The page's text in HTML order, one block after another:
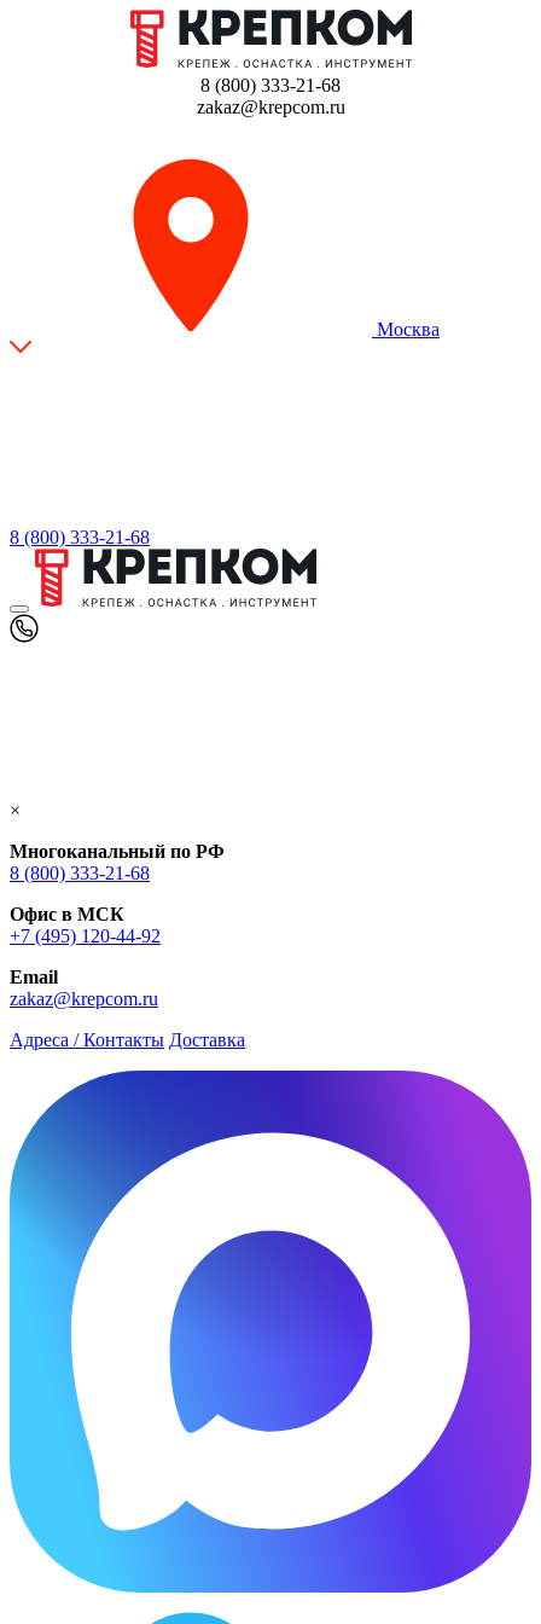
8 (800) 333-21-68
zakaz@krepcom.ru
Москва
8 (800) 333-21-68
×
Многоканальный по РФ
8 (800) 333‑21-68
Офис в МСК
+7 (495) 120-44-92
Email
zakaz@krepcom.ru
Адреса / Контакты Доставка